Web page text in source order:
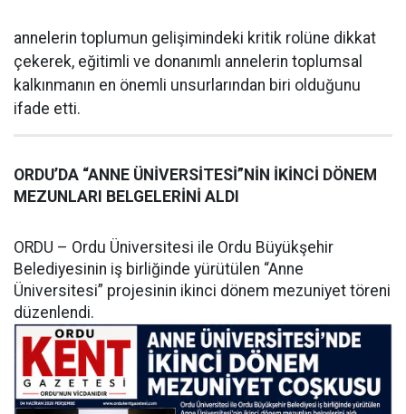
annelerin toplumun gelişimindeki kritik rolüne dikkat
çekerek, eğitimli ve donanımlı annelerin toplumsal
kalkınmanın en önemli unsurlarından biri olduğunu
ifade etti.
ORDU’DA “ANNE ÜNİVERSİTESİ”NİN İKİNCİ DÖNEM
MEZUNLARI BELGELERİNİ ALDI
ORDU – Ordu Üniversitesi ile Ordu Büyükşehir
Belediyesinin iş birliğinde yürütülen “Anne
Üniversitesi” projesinin ikinci dönem mezuniyet töreni
düzenlendi.